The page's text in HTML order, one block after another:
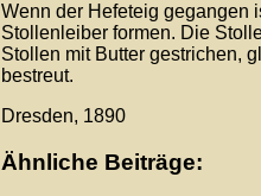
Wenn der Hefeteig gegangen
Stollenleiber formen. Die
Stollen mit Butter gestrichen,
bestreut.
Dresden, 1890
Ähnliche Beiträge: